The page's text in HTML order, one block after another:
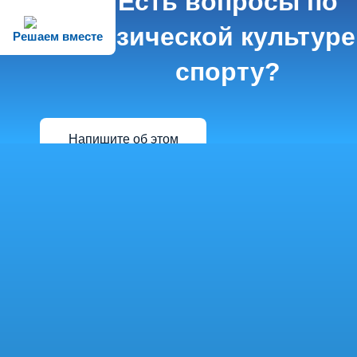
Решаем вместефизической
спорту?
Напишите об этом